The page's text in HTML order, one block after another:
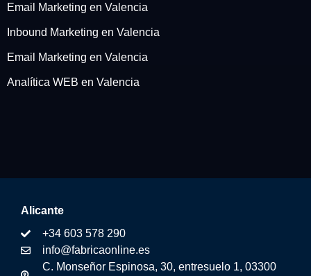
Email Marketing en Valencia
Inbound Marketing en Valencia
Email Marketing en Valencia
Analítica WEB en Valencia
Alicante
+34 603 578 290
info@fabricaonline.es
C. Monseñor Espinosa, 30, entresuelo 1, 03300